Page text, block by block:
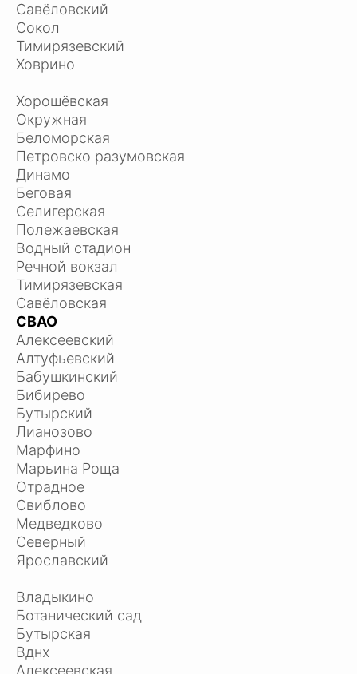
Савёловский
Сокол
Тимирязевский
Ховрино
Хорошёвская
Окружная
Беломорская
Петровско разумовская
Динамо
Беговая
Селигерская
Полежаевская
Водный стадион
Речной вокзал
Тимирязевская
Савёловская
СВАО
Алексеевский
Алтуфьевский
Бабушкинский
Бибирево
Бутырский
Лианозово
Марфино
Марьина Роща
Отрадное
Свиблово
Медведково
Северный
Ярославский
Владыкино
Ботанический сад
Бутырская
Вднх
Алексеевская